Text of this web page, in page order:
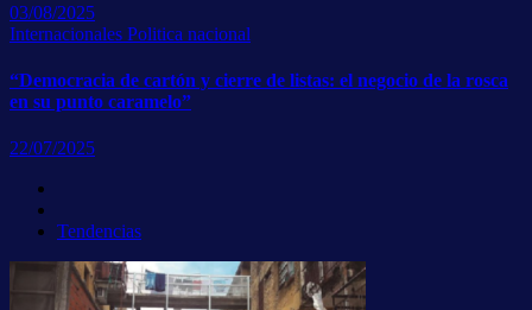
03/08/2025
Internacionales Politica nacional
“Democracia de cartón y cierre de listas: el negocio de la rosca
en su punto caramelo”
22/07/2025
Tendencias